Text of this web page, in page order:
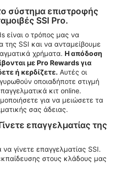
σύστημα επιστροφής
SSI Pro.
είναι ο τρόπος μας να
της SSI και να ανταμείβουμε
χρήματα. Η απόδοση
με Pro Rewards για
ή κερδίζετε. Αυτές οι
οποιαδήποτε στιγμή
κιτ online.
για να μειώσετε τα
σας άδειας.
επαγγελματίας της
γίνετε επαγγελματίας SSI.
στους κλάδους μας